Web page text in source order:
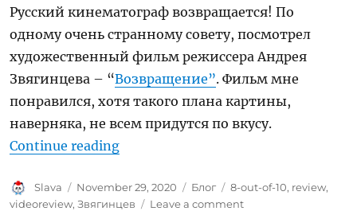
Русский кинематограф возвращается! По
одному очень странному совету, посмотрел
художественный фильм режиссера Андрея
Звягинцева – “Возвращение”. Фильм мне
понравился, хотя такого плана картины,
наверняка, не всем придутся по вкусу.
Continue reading“Ревью: Возвращение (2003)”
Author
Slava
Posted
on
November 29, 2020 Categories
Блог Tags
8-out-of-10, review,
videoreview,Звягинцев Leave a commenton